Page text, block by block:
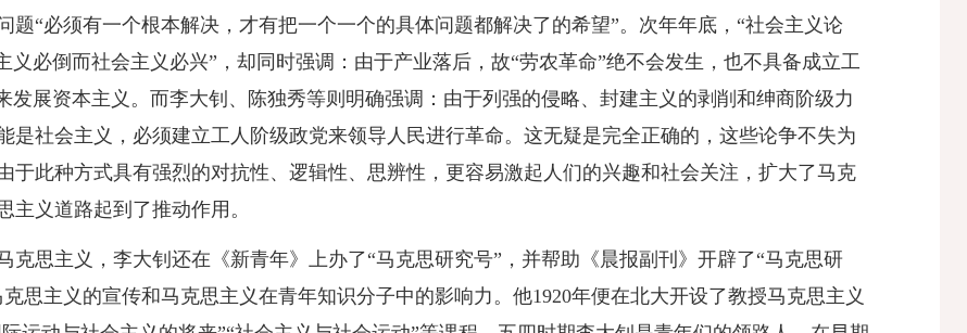
“必须有一个根本解决，才有把一个一个的具体问题都解决了的希望”。次年年底，“社会主义论
义必倒而社会主义必兴”，却同时强调：由于产业落后，故“劳农革命”绝不会发生，也不具备成立工
发展资本主义。而李大钊、陈独秀等则明确强调：由于列强的侵略、封建主义的剥削和绅商阶级力
是社会主义，必须建立工人阶级政党来领导人民进行革命。这无疑是完全正确的，这些论争不失为
于此种方式具有强烈的对抗性、逻辑性、思辨性，更容易激起人们的兴趣和社会关注，扩大了马克
义道路起到了推动作用。
克思主义，李大钊还在《新青年》上办了“马克思研究号”，并帮助《晨报副刊》开辟了“马克思研
思主义的宣传和马克思主义在青年知识分子中的影响力。他1920年便在北大开设了教授马克思主义